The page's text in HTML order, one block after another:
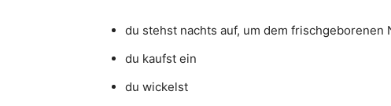
du stehst nachts auf, um dem frischgeborenen
du kaufst ein
du wickelst